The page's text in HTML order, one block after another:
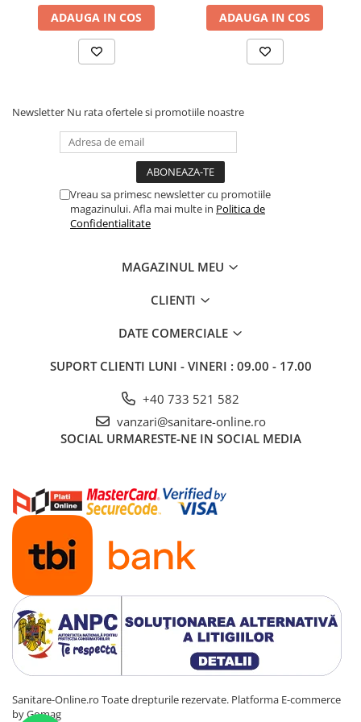
ADAUGA IN COS ADAUGA IN COS
Newsletter Nu rata ofertele si promotiile noastre
Vreau sa primesc newsletter cu promotiile
magazinului. Afla mai multe in Politica de
Confidentialitate
MAGAZINUL MEU
CLIENTI
DATE COMERCIALE
SUPORT CLIENTI LUNI - VINERI : 09.00 - 17.00
+40 733 521 582
vanzari@sanitare-online.ro
SOCIAL URMARESTE-NE IN SOCIAL MEDIA
Sanitare-Online.ro Toate drepturile rezervate. Platforma E-commerce
by Gomag